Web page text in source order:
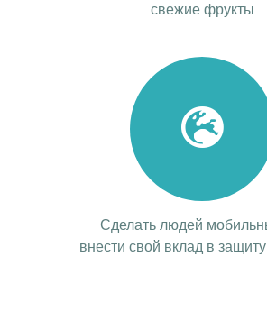
свежие фрукты
Сделать людей
внести свой вклад в